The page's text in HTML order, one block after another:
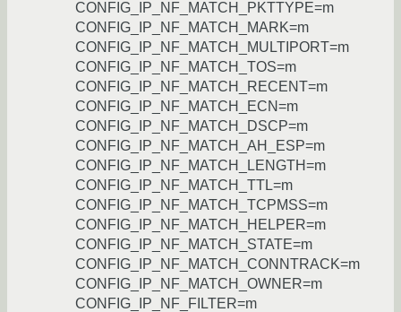
CONFIG_IP_NF_MATCH_PKTTYPE=m
CONFIG_IP_NF_MATCH_MARK=m
CONFIG_IP_NF_MATCH_MULTIPORT=m
CONFIG_IP_NF_MATCH_TOS=m
CONFIG_IP_NF_MATCH_RECENT=m
CONFIG_IP_NF_MATCH_ECN=m
CONFIG_IP_NF_MATCH_DSCP=m
CONFIG_IP_NF_MATCH_AH_ESP=m
CONFIG_IP_NF_MATCH_LENGTH=m
CONFIG_IP_NF_MATCH_TTL=m
CONFIG_IP_NF_MATCH_TCPMSS=m
CONFIG_IP_NF_MATCH_HELPER=m
CONFIG_IP_NF_MATCH_STATE=m
CONFIG_IP_NF_MATCH_CONNTRACK=m
CONFIG_IP_NF_MATCH_OWNER=m
CONFIG_IP_NF_FILTER=m